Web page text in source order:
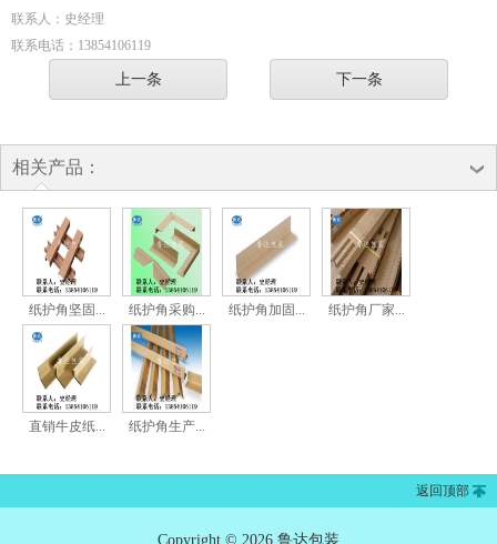
联系人：史经理
联系电话：13854106119
上一条 下一条
相关产品：
纸护角坚固... 纸护角采购... 纸护角加固... 纸护角厂家...
直销牛皮纸... 纸护角生产...
返回顶部
Copyright © 2026 鲁达包装